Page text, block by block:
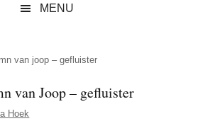
MENU
van joop – gefluister
van Joop – gefluister
Hoek